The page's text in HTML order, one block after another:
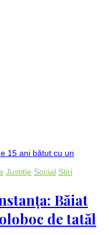
Justitie Social Stiri
Băiat
de tatăl